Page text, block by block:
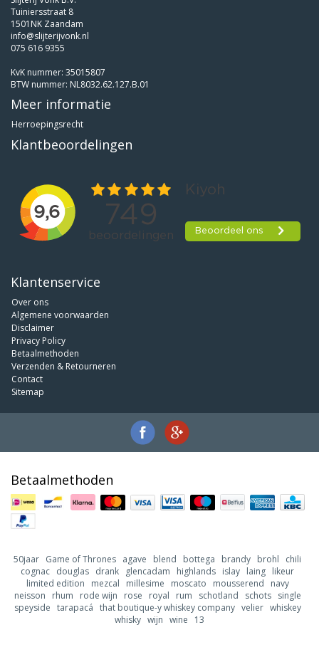
Tuiniersstraat 8
1501NK Zaandam
info@slijterijvonk.nl
075 616 9355
KvK nummer: 35015807
BTW nummer: NL8032.62.127.B.01
Meer informatie
Herroepingsrecht
Klantbeoordelingen
Klantenservice
Over ons
Algemene voorwaarden
Disclaimer
Privacy Policy
Betaalmethoden
Verzenden & Retourneren
Contact
Sitemap
Betaalmethoden
50jaar Game of Thrones agave blend bottega brandy brohl
chili
cognac douglas drank glencadam highlands islay laing likeur
limited edition
mezcal millesime moscato mousserend
navy
neisson
rhum rode wijn rose royal rum schotland schots
single
speyside tarapacá that boutique-y whiskey company velier whiskey
whisky wijn wine 13